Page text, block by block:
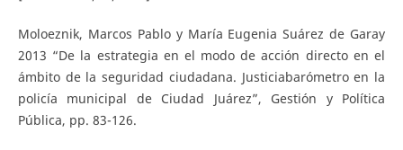
Moloeznik, Marcos Pablo y María Eugenia Suárez de Garay
2013 “De la estrategia en el modo de acción directo en el
ámbito de la seguridad ciudadana. Justiciabarómetro en la
policía municipal de Ciudad Juárez”, Gestión y Política
Pública, pp. 83-126.